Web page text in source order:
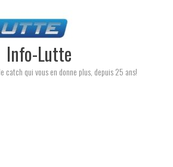
Info-Lutte
catch qui vous en donne plus, depuis 25 ans!